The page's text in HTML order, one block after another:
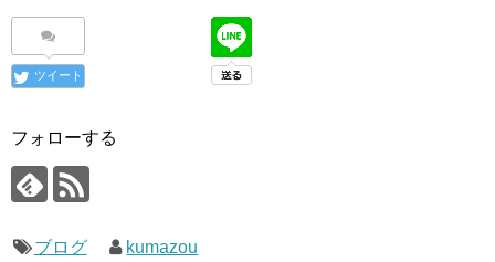
ツイート
フォローする
ブログ kumazou